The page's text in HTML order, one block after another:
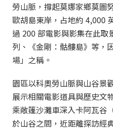
勞山脈，撐起莫娜家鄉莫圖
歐胡島東岸，占地約 4,000
過 200 部電影與影集在此取
列、《金剛：骷髏島》等，
場」之稱。
園區以科奧勞山脈與山谷景
展示相關電影道具與歷史文
乘敞篷沙灘車深入卡阿瓦谷
於山谷之間，近距離探訪經